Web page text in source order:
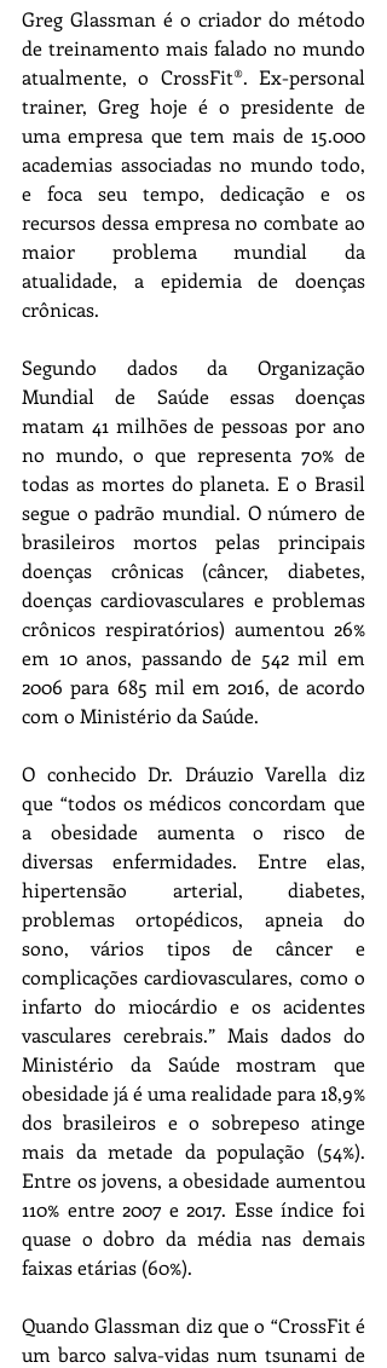
Greg Glassman é o criador do método
de treinamento mais falado no mundo
atualmente, o CrossFit®. Ex-personal
trainer, Greg hoje é o presidente de
uma empresa que tem mais de 15.000
academias associadas no mundo todo,
e foca seu tempo, dedicação e os
recursos dessa empresa no combate ao
maior problema mundial da
atualidade, a epidemia de doenças
crônicas.
Segundo dados da Organização
Mundial de Saúde essas doenças
matam 41 milhões de pessoas por ano
no mundo, o que representa 70% de
todas as mortes do planeta. E o Brasil
segue o padrão mundial. O número de
brasileiros mortos pelas principais
doenças crônicas (câncer, diabetes,
doenças cardiovasculares e problemas
crônicos respiratórios) aumentou 26%
em 10 anos, passando de 542 mil em
2006 para 685 mil em 2016, de acordo
com o Ministério da Saúde.
O conhecido Dr. Dráuzio Varella diz
que “todos os médicos concordam que
a obesidade aumenta o risco de
diversas enfermidades. Entre elas,
hipertensão arterial, diabetes,
problemas ortopédicos, apneia do
sono, vários tipos de câncer e
complicações cardiovasculares, como o
infarto do miocárdio e os acidentes
vasculares cerebrais.” Mais dados do
Ministério da Saúde mostram que
obesidade já é uma realidade para 18,9%
dos brasileiros e o sobrepeso atinge
mais da metade da população (54%).
Entre os jovens, a obesidade aumentou
110% entre 2007 e 2017. Esse índice foi
quase o dobro da média nas demais
faixas etárias (60%).
Quando Glassman diz que o “CrossFit é
um barco salva-vidas num tsunami de